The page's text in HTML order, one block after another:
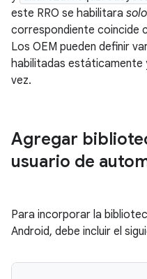
este RRO se habilitara solo
correspondiente coincide
Los OEM pueden definir
habilitadas estáticamente
vez.
Agregar
usuario de
Para incorporar la
Android, debe incluir el